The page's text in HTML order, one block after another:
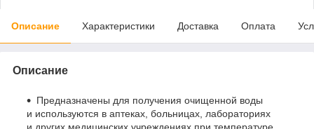
Описание Характеристики Доставка Оплата
Описание
Предназначены для получения очищенной воды
и используются в аптеках, больницах, лабораториях
и других медицинских учреждениях при температуре